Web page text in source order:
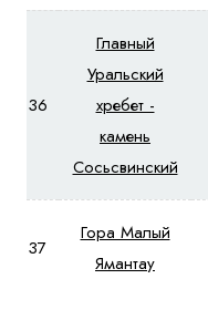
36
Главный
Уральский
хребет -
камень
Сосьсвинский
37
Гора Малый
Ямантау